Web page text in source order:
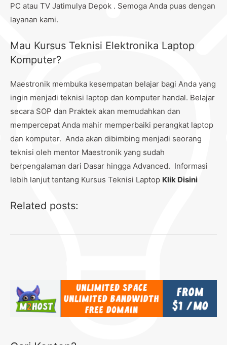
PC atau TV Jatimulya Depok . Semoga Anda puas dengan
layanan kami.
Mau Kursus Teknisi Elektronika Laptop
Komputer?
Maestronik membuka kesempatan belajar bagi Anda yang
ingin menjadi teknisi laptop dan komputer handal. Belajar
secara SOP dan Praktek akan memudahkan dan
mempercepat Anda mahir memperbaiki perangkat laptop
dan komputer. Anda akan dibimbing menjadi seorang
teknisi oleh mentor Maestronik yang sudah
berpengalaman dari Dasar hingga Advanced. Informasi
lebih lanjut tentang Kursus Teknisi Laptop Klik Disini
Related posts: